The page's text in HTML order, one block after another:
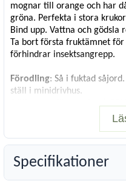
mognar till orange och har
gröna. Perfekta i stora
Bind upp. Vattna och gödsla
Ta bort första fruktämnet
förhindrar insektsangrepp.
Förodling: Så i fuktad
ställ i minidrivhus.
Ställ varmt för groning
När plantorna är stora nog
Toppa ev. plantan vid ca 15
Specifikationer